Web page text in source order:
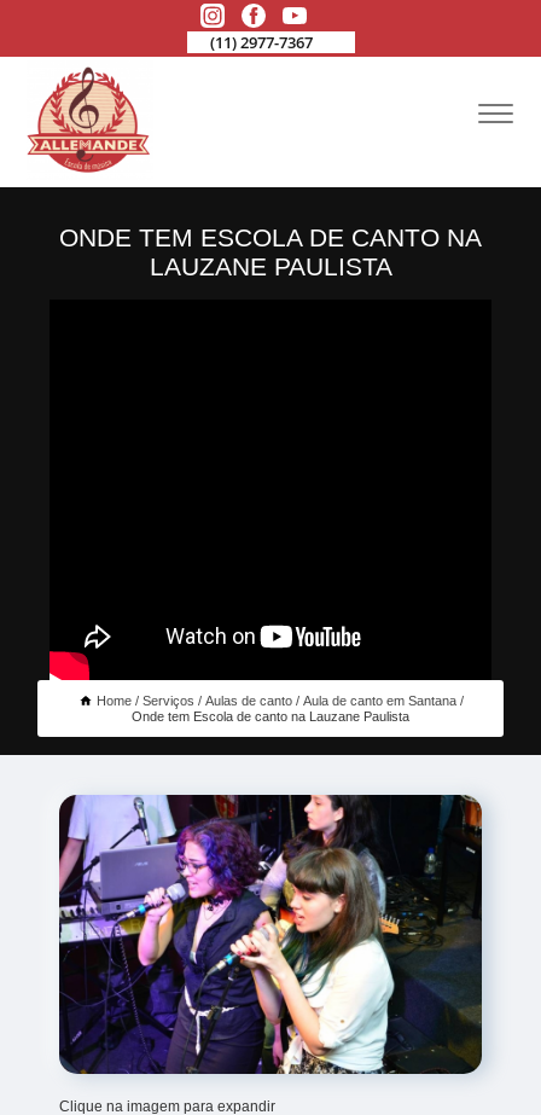
(11) 2977-7367
ONDE TEM ESCOLA DE CANTO NA
LAUZANE PAULISTA
Home Serviços Aulas de canto
Aula de canto em Santana
Onde tem Escola de canto na Lauzane Paulista
Clique na imagem para expandir